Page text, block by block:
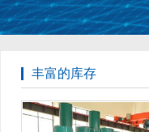
丰富的库存